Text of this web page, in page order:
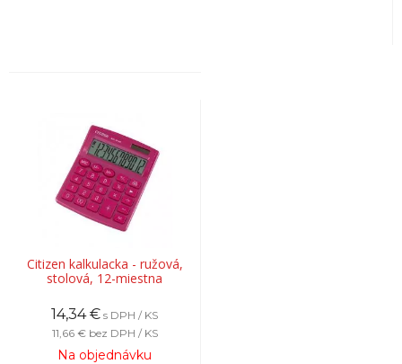
Citizen kalkulacka - ružová,
stolová, 12-miestna
14,34 € s DPH / KS
11,66 € bez DPH / KS
Na objednávku